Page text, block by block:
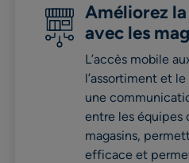
Améliorez
avec les
L’accès mobile
l’assortiment et
une
entre les équipes
magasins,
efficace et